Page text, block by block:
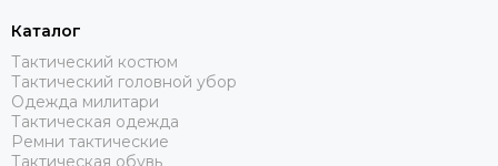
Каталог
Тактический костюм
Тактический головной убор
Одежда милитари
Тактическая одежда
Ремни тактические
Тактическая обувь